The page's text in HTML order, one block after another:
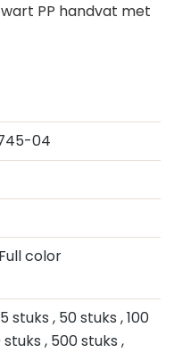
PP handvat met
04
color
stuks , 50 stuks , 100
stuks , 500 stuks ,